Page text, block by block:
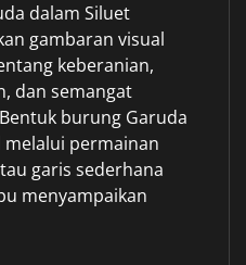
dalam Siluet
gambaran visual
keberanian,
dan semangat
burung Garuda
melalui permainan
garis sederhana
menyampaikan